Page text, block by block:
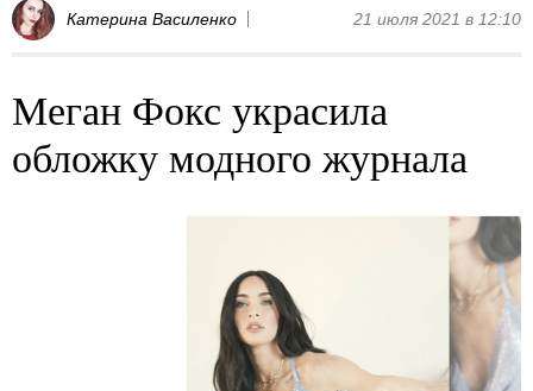
Катерина Василенко 21 июля 2021 в 12:10
Меган Фокс украсила
обложку модного журнала